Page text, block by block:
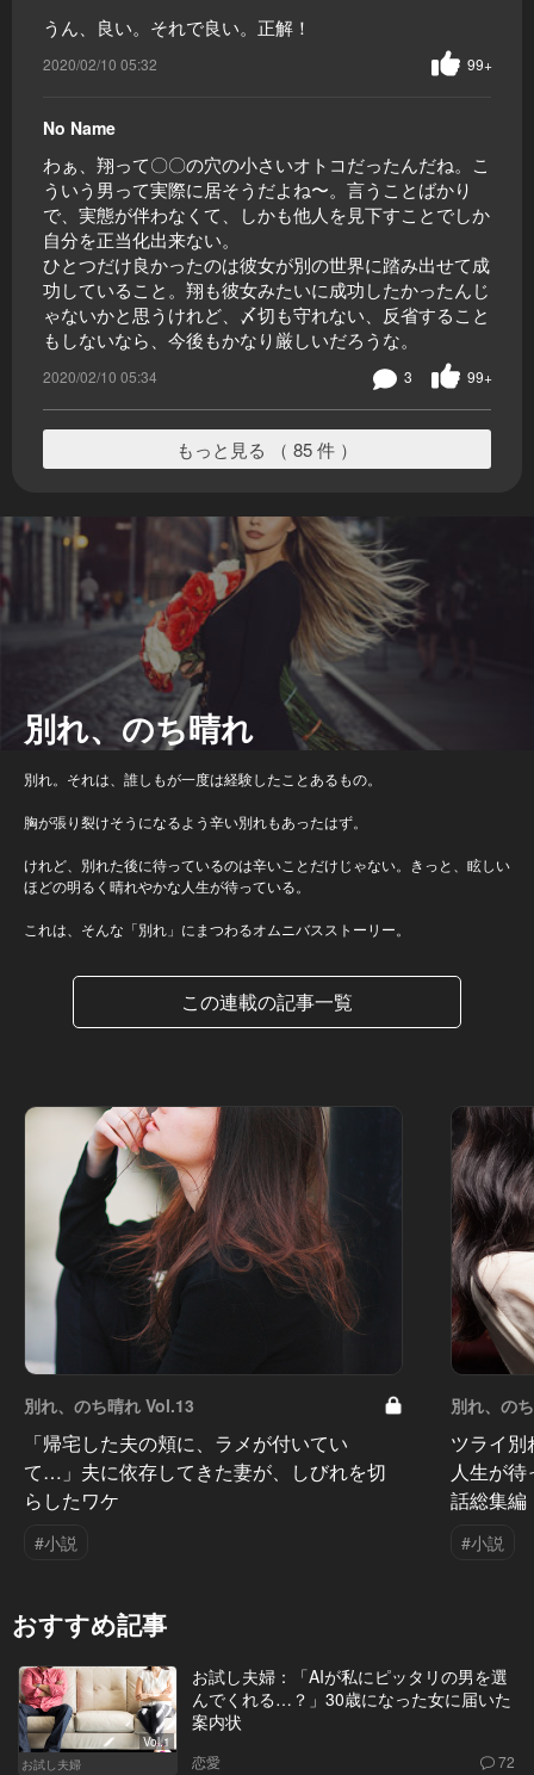
うん、良い。それで良い。正解！
2020/02/10 05:32 99+
No Name
わぁ、翔って〇〇の穴の小さいオトコだったんだね。こ
ういう男って実際に居そうだよね〜。言うことばかり
で、実態が伴わなくて、しかも他人を見下すことでしか
自分を正当化出来ない。
ひとつだけ良かったのは彼女が別の世界に踏み出せて成
功していること。翔も彼女みたいに成功したかったんじ
ゃないかと思うけれど、〆切も守れない、反省すること
もしないなら、今後もかなり厳しいだろうな。
2020/02/10 05:34 99+
3
もっと見る （ 85 件 ）
別れ、のち晴れ
別れ。それは、誰しもが一度は経験したことあるもの。
胸が張り裂けそうになるよう辛い別れもあったはず。
けれど、別れた後に待っているのは辛いことだけじゃない。きっと、眩しい
ほどの明るく晴れやかな人生が待っている。
これは、そんな「別れ」にまつわるオムニバスストーリー。
この連載の記事一覧
別れ、のち晴れ Vol.13
「帰宅した夫の頬に、ラメが付いてい
て…」夫に依存してきた妻が、しびれを切
らしたワケ
#小説
別れ、の
ツライ
人生が
話総集編
#小説
おすすめ記事
Vol.1
お試し夫婦
お試し夫婦：「AIが私にピッタリの男を選
んでくれる…？」30歳になった女に届いた
案内状
恋愛 72